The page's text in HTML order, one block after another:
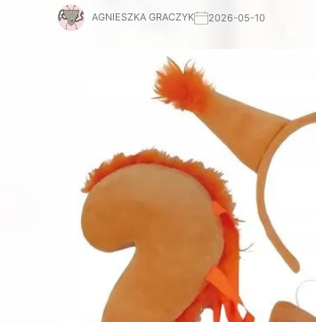
AGNIESZKA GRACZYK 2026-05-10